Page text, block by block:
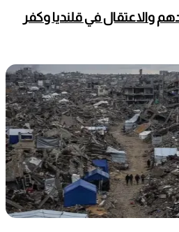
والاعتقال في قلنديا وكفر